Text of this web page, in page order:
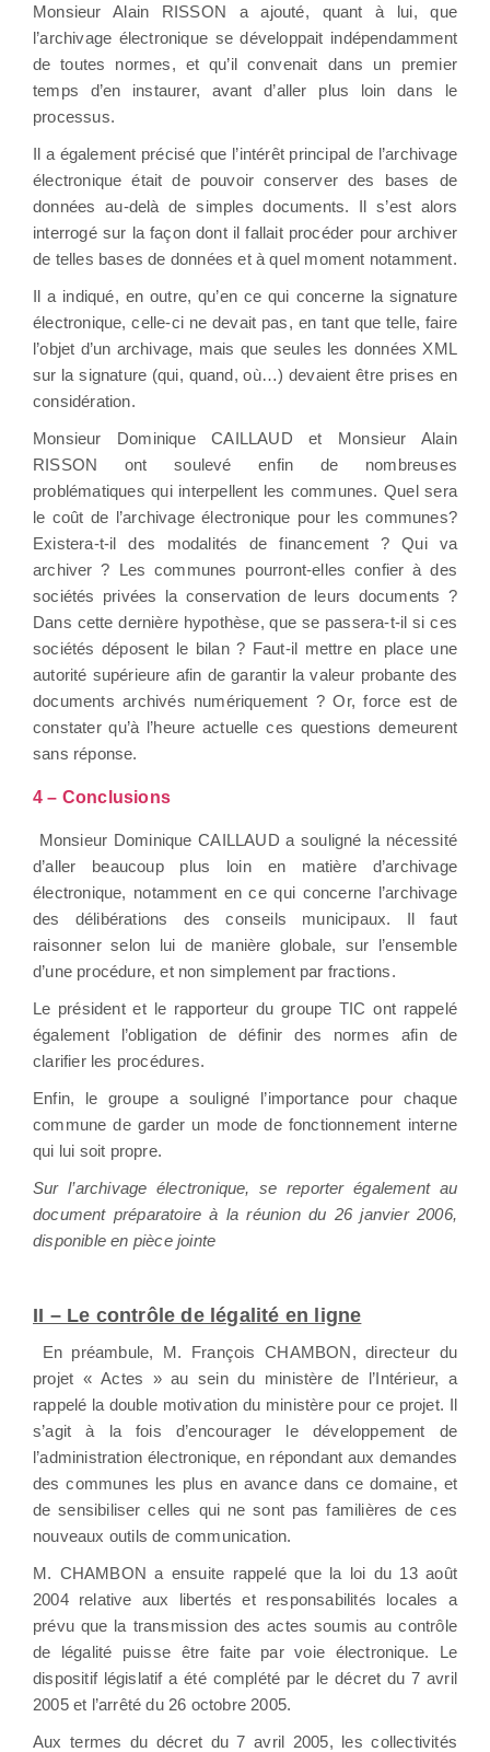
Monsieur Alain RISSON a ajouté, quant à lui, que
l’archivage électronique se développait indépendamment
de toutes normes, et qu’il convenait dans un premier
temps d’en instaurer, avant d’aller plus loin dans le
processus.
Il a également précisé que l’intérêt principal de l’archivage
électronique était de pouvoir conserver des bases de
données au-delà de simples documents. Il s’est alors
interrogé sur la façon dont il fallait procéder pour archiver
de telles bases de données et à quel moment notamment.
Il a indiqué, en outre, qu’en ce qui concerne la signature
électronique, celle-ci ne devait pas, en tant que telle, faire
l’objet d’un archivage, mais que seules les données XML
sur la signature (qui, quand, où…) devaient être prises en
considération.
Monsieur Dominique CAILLAUD et Monsieur Alain
RISSON ont soulevé enfin de nombreuses
problématiques qui interpellent les communes. Quel sera
le coût de l’archivage électronique pour les communes?
Existera-t-il des modalités de financement ? Qui va
archiver ? Les communes pourront-elles confier à des
sociétés privées la conservation de leurs documents ?
Dans cette dernière hypothèse, que se passera-t-il si ces
sociétés déposent le bilan ? Faut-il mettre en place une
autorité supérieure afin de garantir la valeur probante des
documents archivés numériquement ? Or, force est de
constater qu’à l’heure actuelle ces questions demeurent
sans réponse.
4 – Conclusions
Monsieur Dominique CAILLAUD a souligné la nécessité
d’aller beaucoup plus loin en matière d’archivage
électronique, notamment en ce qui concerne l’archivage
des délibérations des conseils municipaux. Il faut
raisonner selon lui de manière globale, sur l’ensemble
d’une procédure, et non simplement par fractions.
Le président et le rapporteur du groupe TIC ont rappelé
également l’obligation de définir des normes afin de
clarifier les procédures.
Enfin, le groupe a souligné l’importance pour chaque
commune de garder un mode de fonctionnement interne
qui lui soit propre.
Sur l’archivage électronique, se reporter également au
document préparatoire à la réunion du 26 janvier 2006,
disponible en pièce jointe
II – Le contrôle de légalité en ligne
En préambule, M. François CHAMBON, directeur du
projet « Actes » au sein du ministère de l’Intérieur, a
rappelé la double motivation du ministère pour ce projet. Il
s’agit à la fois d’encourager le développement de
l’administration électronique, en répondant aux demandes
des communes les plus en avance dans ce domaine, et
de sensibiliser celles qui ne sont pas familières de ces
nouveaux outils de communication.
M. CHAMBON a ensuite rappelé que la loi du 13 août
2004 relative aux libertés et responsabilités locales a
prévu que la transmission des actes soumis au contrôle
de légalité puisse être faite par voie électronique. Le
dispositif législatif a été complété par le décret du 7 avril
2005 et l’arrêté du 26 octobre 2005.
Aux termes du décret du 7 avril 2005, les collectivités